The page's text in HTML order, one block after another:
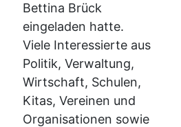
Bettina Brück
eingeladen hatte.
Viele Interessierte aus
Politik, Verwaltung,
Wirtschaft, Schulen,
Kitas, Vereinen und
Organisationen sowie